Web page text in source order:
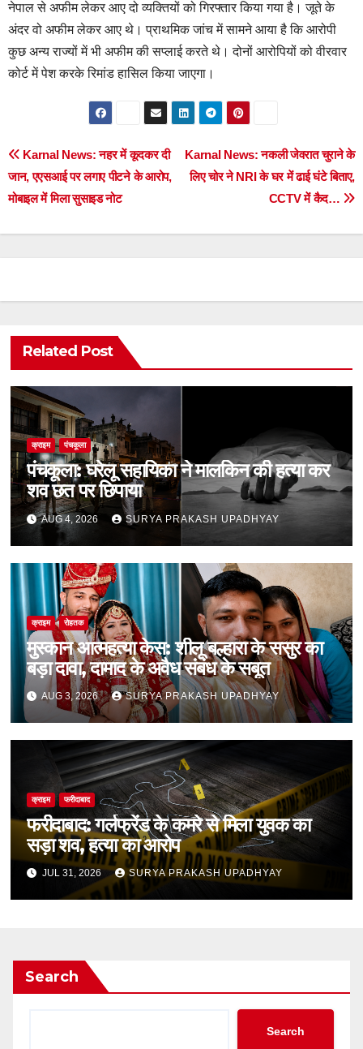
नेपाल से अफीम लेकर आए दो व्यक्तियों को गिरफ्तार किया गया है। जूते के
अंदर वो अफीम लेकर आए थे। प्राथमिक जांच में सामने आया है कि आरोपी
कुछ अन्य राज्यों में भी अफीम की सप्लाई करते थे। दोनों आरोपियों को वीरवार
कोर्ट में पेश करके रिमांड हासिल किया जाएगा।
Post
navigation
Karnal News: नकली जेवरात चुराने के
लिए चोर ने NRI के घर में ढाई घंटे बिताए,
CCTV में कैद…
Karnal News: नहर में कूदकर दी
जान, एएसआई पर लगाए पीटने के आरोप,
मोबाइल में मिला सुसाइड नोट
Related Post
क्राइम पंचकूला
पंचकूला: घरेलू सहायिका ने मालकिन की हत्या कर
शव छत पर छिपाया
AUG 4, 2026 SURYA PRAKASH UPADHYAY
क्राइम रोहतक
मुस्कान आत्महत्या केस: शीलू बल्हारा के ससुर का
बड़ा दावा, दामाद के अवैध संबंध के सबूत
AUG 3, 2026 SURYA PRAKASH UPADHYAY
क्राइम फरीदाबाद
फरीदाबाद: गर्लफ्रेंड के कमरे से मिला युवक का
सड़ा शव, हत्या का आरोप
JUL 31, 2026 SURYA PRAKASH UPADHYAY
Search
Search